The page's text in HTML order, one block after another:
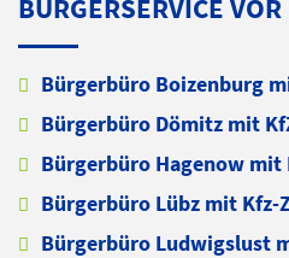
BÜRGERSERVICE
Bürgerbüro Boizenburg
Bürgerbüro Dömitz mit
Bürgerbüro Hagenow mit
Bürgerbüro Lübz mit Kfz-
Bürgerbüro Ludwigslust